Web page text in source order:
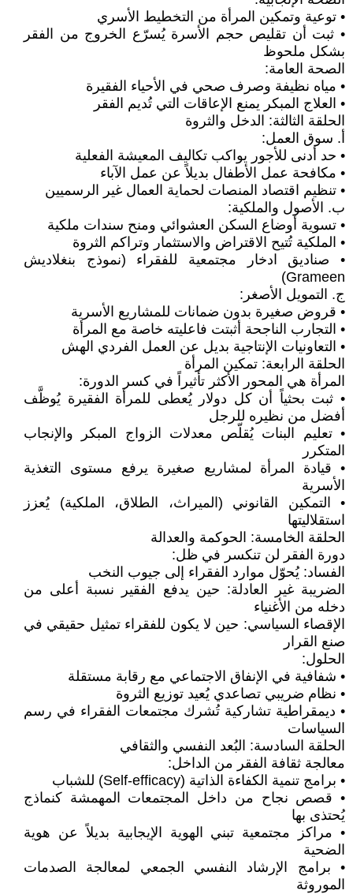
• توعية وتمكين المرأة من التخطيط الأسري
• ثبت أن تقليص حجم الأسرة يُسرّع الخروج من الفقر
بشكل ملحوظ
الصحة العامة:
• مياه نظيفة وصرف صحي في الأحياء الفقيرة
• العلاج المبكر يمنع الإعاقات التي تُديم الفقر
الحلقة الثالثة: الدخل والثروة
أ. سوق العمل:
• حد أدنى للأجور يواكب تكاليف المعيشة الفعلية
• مكافحة عمل الأطفال بديلاً عن عمل الآباء
• تنظيم اقتصاد المنصات لحماية العمال غير الرسميين
ب. الأصول والملكية:
• تسوية أوضاع السكن العشوائي ومنح سندات ملكية
• الملكية تُتيح الاقتراض والاستثمار وتراكم الثروة
• صناديق ادخار مجتمعية للفقراء (نموذج بنغلاديش
Grameen)
ج. التمويل الأصغر:
• قروض صغيرة بدون ضمانات للمشاريع الأسرية
• التجارب الناجحة أثبتت فاعليته خاصة مع المرأة
• التعاونيات الإنتاجية بديل عن العمل الفردي الهش
الحلقة الرابعة: تمكين المرأة
المرأة هي المحور الأكثر تأثيراً في كسر الدورة:
• ثبت بحثياً أن كل دولار يُعطى للمرأة الفقيرة يُوظَّف
أفضل من نظيره للرجل
• تعليم البنات يُقلّص معدلات الزواج المبكر والإنجاب
المتكرر
• قيادة المرأة لمشاريع صغيرة يرفع مستوى التغذية
الأسرية
• التمكين القانوني (الميراث، الطلاق، الملكية) يُعزز
استقلاليتها
الحلقة الخامسة: الحوكمة والعدالة
دورة الفقر لن تنكسر في ظل:
الفساد: يُحوّل موارد الفقراء إلى جيوب النخب
الضريبة غير العادلة: حين يدفع الفقير نسبة أعلى من
دخله من الأغنياء
الإقصاء السياسي: حين لا يكون للفقراء تمثيل حقيقي في
صنع القرار
الحلول:
• شفافية في الإنفاق الاجتماعي مع رقابة مستقلة
• نظام ضريبي تصاعدي يُعيد توزيع الثروة
• ديمقراطية تشاركية تُشرك مجتمعات الفقراء في رسم
السياسات
الحلقة السادسة: البُعد النفسي والثقافي
معالجة ثقافة الفقر من الداخل:
• برامج تنمية الكفاءة الذاتية (Self-efficacy) للشباب
• قصص نجاح من داخل المجتمعات المهمشة كنماذج
يُحتذى بها
• مراكز مجتمعية تبني الهوية الإيجابية بديلاً عن هوية
الضحية
• برامج الإرشاد النفسي الجمعي لمعالجة الصدمات
الموروثة